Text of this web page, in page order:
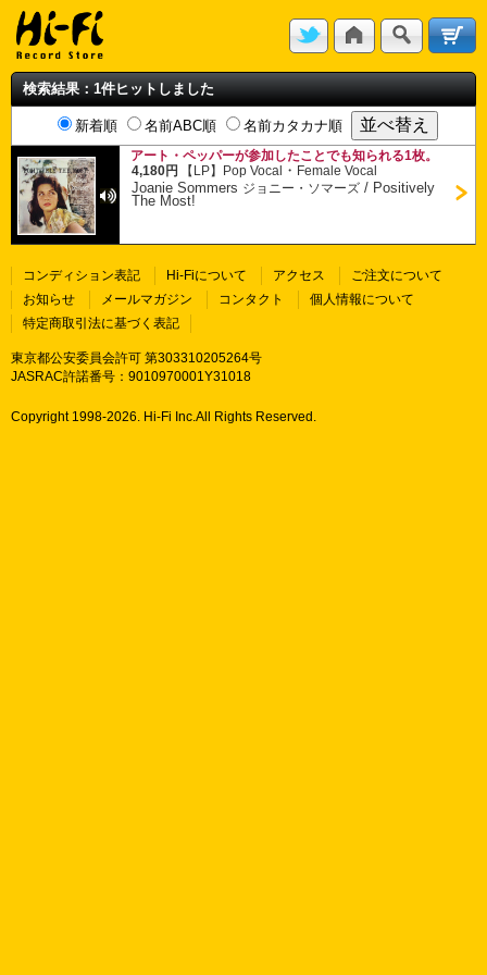
検索結果：1件ヒットしました
新着順 名前ABC順 名前カタカナ順
アート・ペッパーが参加したことでも知られる1枚。
4,180円
【LP】 Pop Vocal ・ Female Vocal
Joanie Sommers ジョニー・ソマーズ / Positively
The Most!
コンディション表記 Hi-Fiについて アクセス
ご注文について
お知らせ
メールマガジン コンタクト
個人情報について
特定商取引法に基づく表記
東京都公安委員会許可 第303310205264号
JASRAC許諾番号：9010970001Y31018
Copyright 1998-2026. Hi-Fi Inc.All Rights Reserved.